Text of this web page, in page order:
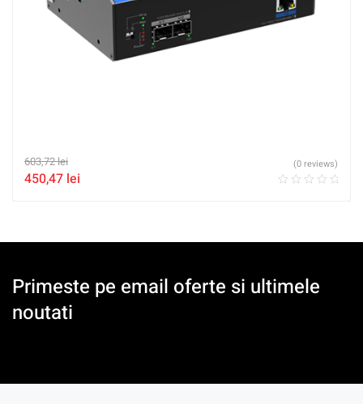
603,72lei
450,47 lei
(0 reviews)
Primeste pe email oferte si ultimele
noutati